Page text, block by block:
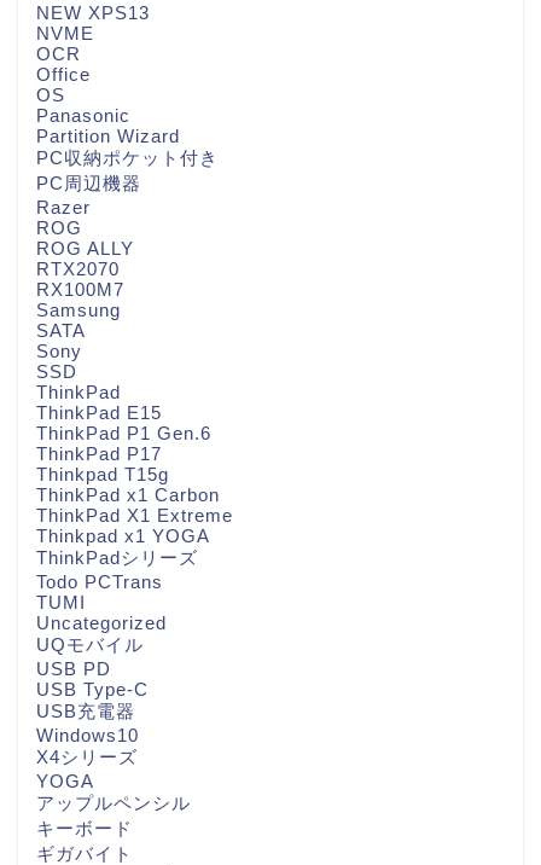
NEW XPS13
NVME
OCR
Office
OS
Panasonic
Partition Wizard
PC収納ポケット付き
PC周辺機器
Razer
ROG
ROG ALLY
RTX2070
RX100M7
Samsung
SATA
Sony
SSD
ThinkPad
ThinkPad E15
ThinkPad P1 Gen.6
ThinkPad P17
Thinkpad T15g
ThinkPad x1 Carbon
ThinkPad X1 Extreme
Thinkpad x1 YOGA
ThinkPadシリーズ
Todo PCTrans
TUMI
Uncategorized
UQモバイル
USB PD
USB Type-C
USB充電器
Windows10
X4シリーズ
YOGA
アップルペンシル
キーボード
ギガバイト